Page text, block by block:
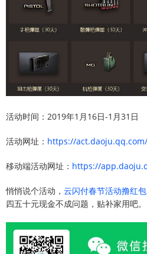
活动时间：2019年1月16日-1月31日
活动网址： https://
移动端活动网址： https://
悄悄说个活动， 云闪付春节活动撸红包
四五十元现金不成问题，贴补家用吧。